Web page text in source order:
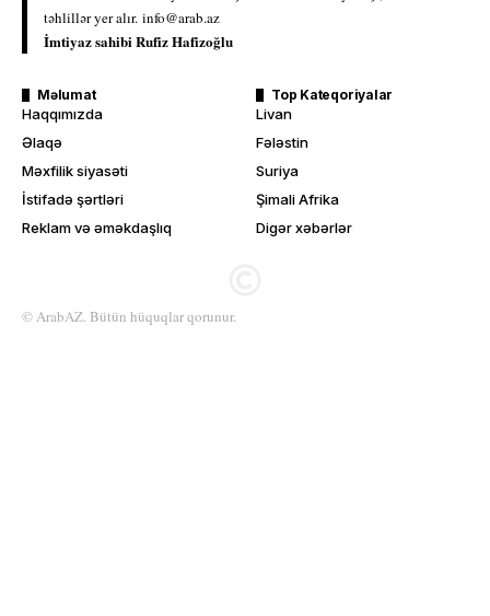
təhlillər yer alır. info@arab.az
İmtiyaz sahibi Rufiz Hafizoğlu
Məlumat
Haqqımızda
Əlaqə
Məxfilik siyasəti
İstifadə şərtləri
Reklam və əməkdaşlıq
Top Kateqoriyalar
Livan
Fələstin
Suriya
Şimali Afrika
Digər xəbərlər
© ArabAZ. Bütün hüquqlar qorunur.